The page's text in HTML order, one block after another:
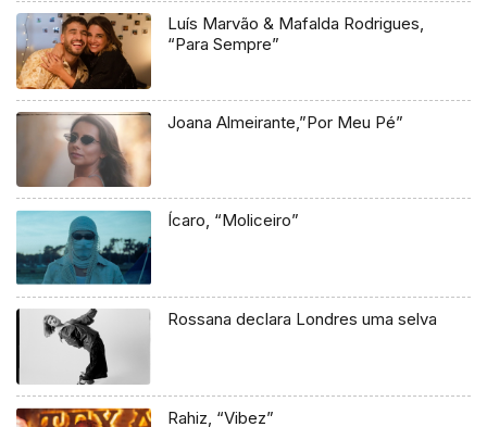
Luís Marvão & Mafalda Rodrigues,
“Para Sempre”
Joana Almeirante,”Por Meu Pé”
Ícaro, “Moliceiro”
Rossana declara Londres uma selva
Rahiz, “Vibez”